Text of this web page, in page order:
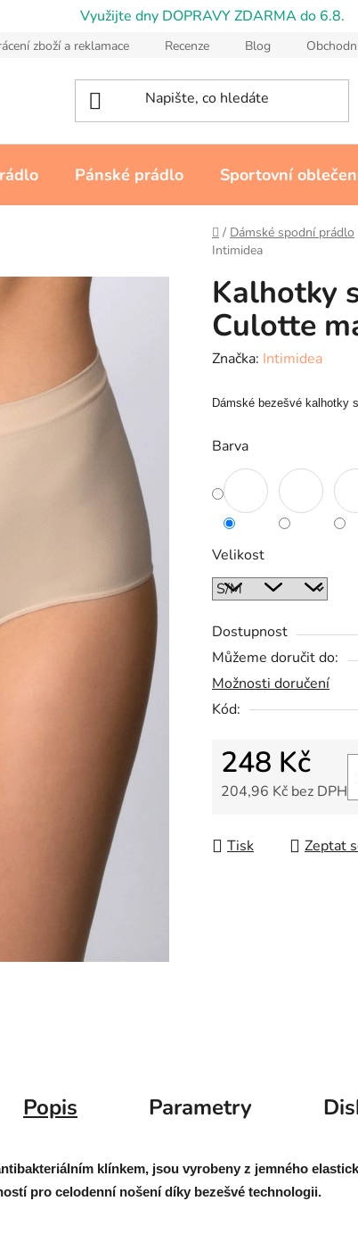
Využijte dny DOPRAVY ZDARMA do 6.8.
zboží a reklamace Recenze Blog
Pánské prádlo Sportovní
Domů
/ Dámské spodní prádlo
Intimidea
Kalhotky
Culotte
Značka: Intimidea
Dámské bezešvé kalhotky
Barva
Velikost
Dostupnost
Můžeme doručit do:
Možnosti doručení
Kód:
248 Kč
204,96 Kč bez DPH
Tisk Zeptat
Popis Parametry
klínkem, jsou vyrobeny z jemného
pro celodenní nošení díky bezešvé technologii.